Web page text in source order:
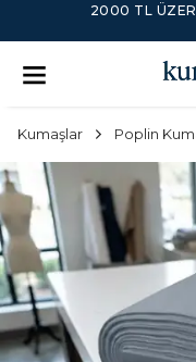
2000 TL
Kumaşlar Poplin